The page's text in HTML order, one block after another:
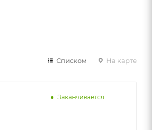
Списком На карте
Заканчивается